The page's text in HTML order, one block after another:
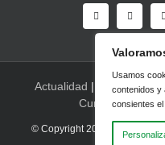
Actualidad | Blog|
Cursos|Empleo
© Copyright 2022 |